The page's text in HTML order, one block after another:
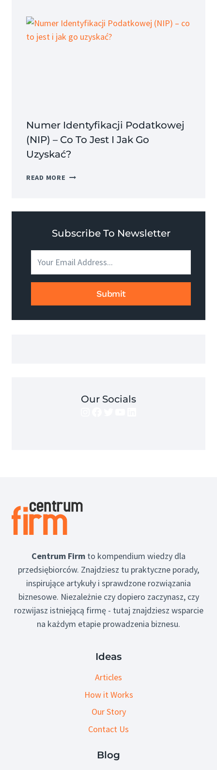
CO
JEST
Numer Identyfikacji Podatkowej
(NIP) – Co To Jest I Jak Go
Uzyskać?
READ MORE NUMER
CO
JEST
I
JAK
UZYSKAĆ?
Subscribe To Newsletter
Submit
Our Socials
Centrum Firm to kompendium wiedzy dla
przedsiębiorców. Znajdziesz tu praktyczne porady,
inspirujące artykuły i sprawdzone rozwiązania
biznesowe. Niezależnie czy dopiero zaczynasz, czy
rozwijasz istniejącą firmę - tutaj znajdziesz wsparcie
na każdym etapie prowadzenia biznesu.
Ideas
Articles
How it Works
Our Story
Contact Us
Blog